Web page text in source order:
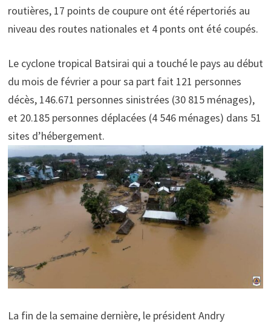
routières, 17 points de coupure ont été répertoriés au
niveau des routes nationales et 4 ponts ont été coupés.
Le cyclone tropical Batsirai qui a touché le pays au début
du mois de février a pour sa part fait 121 personnes
décès, 146.671 personnes sinistrées (30 815 ménages),
et 20.185 personnes déplacées (4 546 ménages) dans 51
sites d’hébergement.
La fin de la semaine dernière, le président Andry